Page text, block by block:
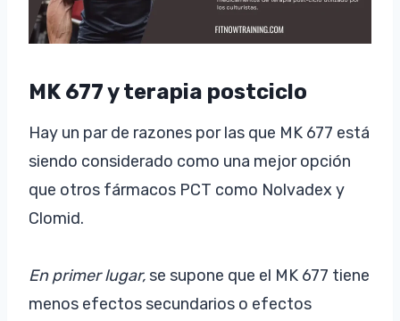
MK 677 yterapia postciclo
Hay un par de razones por las que MK 677 está
siendo considerado como una mejor opción
que otros fármacos PCT como Nolvadex y
Clomid.
En primer lugar,se supone que el MK 677 tiene
menos efectos secundarios o efectos